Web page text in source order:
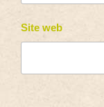
Site web